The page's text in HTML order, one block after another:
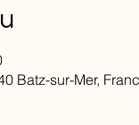
Batz-sur-Mer,